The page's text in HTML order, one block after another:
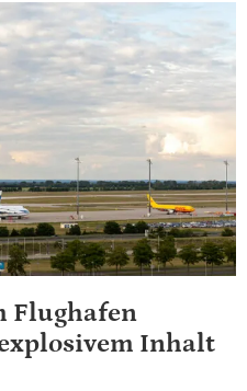
Flughafen
Inhalt